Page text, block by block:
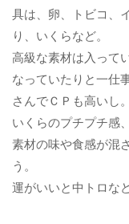
具は、卵、トビコ、
り、いくらなど。
高級な素材は入って
なっていたりと一仕
さんでＣＰも高いし。
いくらのプチプチ感
素材の味や食感が混
う。
運がいいと中トロな